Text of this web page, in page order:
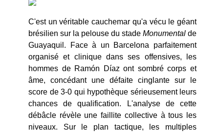
C'est un véritable cauchemar qu'a vécu le géant
brésilien sur la pelouse du stade Monumental de
Guayaquil. Face à un Barcelona parfaitement
organisé et clinique dans ses offensives, les
hommes de Ramón Díaz ont sombré corps et
âme, concédant une défaite cinglante sur le
score de 3-0 qui hypothèque sérieusement leurs
chances de qualification. L'analyse de cette
débâcle révèle une faillite collective à tous les
niveaux. Sur le plan tactique, les multiples